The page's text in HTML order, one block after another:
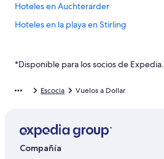
Hoteles en Auchterarder
Hoteles en la playa en Stirling
Casas de huéspedes en Alloa
Hoteles cerca de Castillo de Stirling
Hoteles de Independent en Milnathort
Hoteles en Milnathort
*Disponible para los socios de Expedia.
Escocia Vuelos a Dollar
Compañía